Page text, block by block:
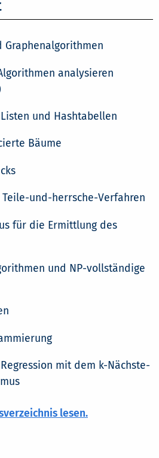
Graphenalgorithmen
analysieren
und Hashtabellen
Bäume
und-herrsche-Verfahren
für die Ermittlung des
und NP-vollständige
mit dem k-Nächste-
lesen.